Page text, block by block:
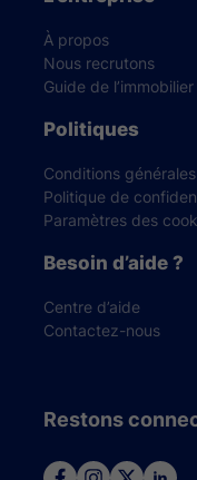
À propos
Nous recrutons
Guide de l’immobilier
Politiques
Conditions générales
Politique de
Paramètres des
Besoin d’aide ?
Centre d’aide
Contactez-nous
Restons